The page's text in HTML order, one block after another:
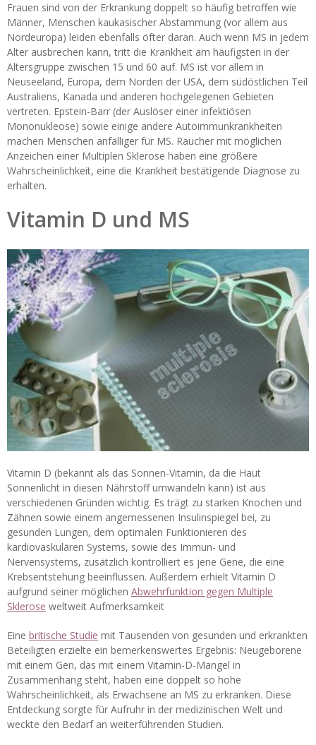
Frauen sind von der Erkrankung doppelt so häufig betroffen wie
Männer, Menschen kaukasischer Abstammung (vor allem aus
Nordeuropa) leiden ebenfalls öfter daran. Auch wenn MS in jedem
Alter ausbrechen kann, tritt die Krankheit am häufigsten in der
Altersgruppe zwischen 15 und 60 auf. MS ist vor allem in
Neuseeland, Europa, dem Norden der USA, dem südöstlichen Teil
Australiens, Kanada und anderen hochgelegenen Gebieten
vertreten. Epstein-Barr (der Auslöser einer infektiösen
Mononukleose) sowie einige andere Autoimmunkrankheiten
machen Menschen anfälliger für MS. Raucher mit möglichen
Anzeichen einer Multiplen Sklerose haben eine größere
Wahrscheinlichkeit, eine die Krankheit bestätigende Diagnose zu
erhalten.
Vitamin D und MS
Vitamin D (bekannt als das Sonnen-Vitamin, da die Haut
Sonnenlicht in diesen Nährstoff umwandeln kann) ist aus
verschiedenen Gründen wichtig. Es trägt zu starken Knochen und
Zähnen sowie einem angemessenen Insulinspiegel bei, zu
gesunden Lungen, dem optimalen Funktionieren des
kardiovaskulären Systems, sowie des Immun- und
Nervensystems, zusätzlich kontrolliert es jene Gene, die eine
Krebsentstehung beeinflussen. Außerdem erhielt Vitamin D
aufgrund seiner möglichen Abwehrfunktion gegen Multiple
Sklerose weltweit Aufmerksamkeit
Eine britische Studie mit Tausenden von gesunden und erkrankten
Beteiligten erzielte ein bemerkenswertes Ergebnis: Neugeborene
mit einem Gen, das mit einem Vitamin-D-Mangel in
Zusammenhang steht, haben eine doppelt so hohe
Wahrscheinlichkeit, als Erwachsene an MS zu erkranken. Diese
Entdeckung sorgte für Aufruhr in der medizinischen Welt und
weckte den Bedarf an weiterführenden Studien.